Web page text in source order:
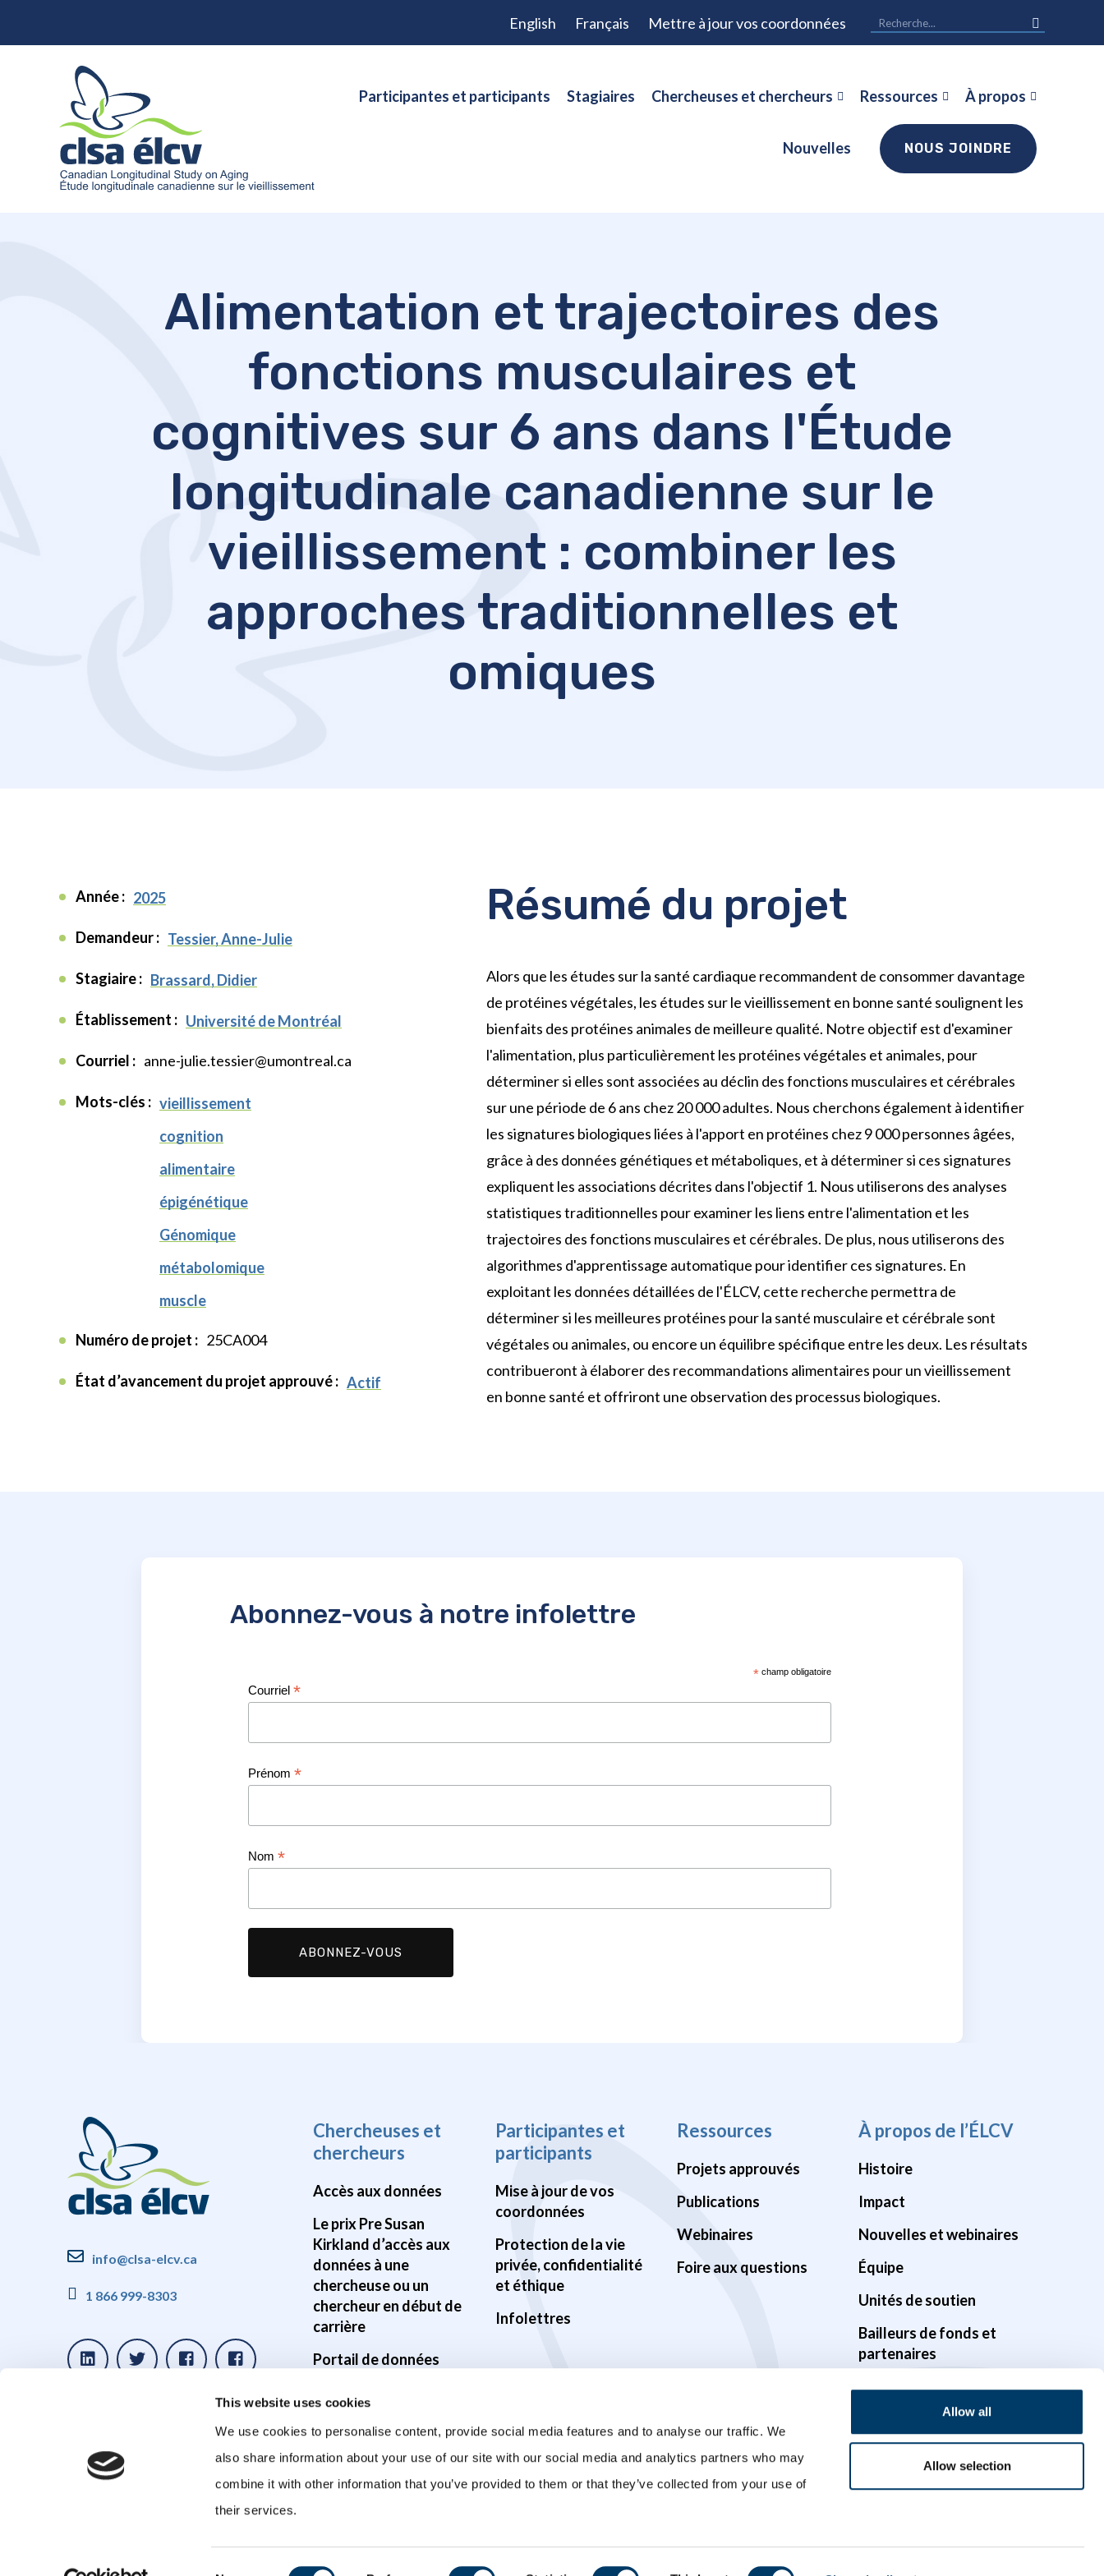
This website uses cookies
We use cookies to personalise content, provide social media features and to analyse our traffic. We
also share information about your use of our site with our social media and analytics partners who may
combine it with other information that you’ve provided to them or that they’ve collected from your use of
their services.
Allow all
Allow selection
English Français Mettre à jour vos coordonnées
Participantes et participants Stagiaires Chercheuses et chercheurs Ressources À propos
Nouvelles NOUS JOINDRE
Alimentation et trajectoires des
fonctions musculaires et
cognitives sur 6 ans dans l'Étude
longitudinale canadienne sur le
vieillissement : combiner les
approches traditionnelles et
omiques
Année : 2025
Demandeur : Tessier, Anne-Julie
Stagiaire : Brassard, Didier
Établissement : Université de Montréal
Courriel : anne-julie.tessier@umontreal.ca
Mots-clés : vieillissement
cognition
alimentaire
épigénétique
Génomique
métabolomique
muscle
Numéro de projet : 25CA004
État d’avancement du projet approuvé : Actif
Résumé du projet
Alors que les études sur la santé cardiaque recommandent de consommer davantage
de protéines végétales, les études sur le vieillissement en bonne santé soulignent les
bienfaits des protéines animales de meilleure qualité. Notre objectif est d'examiner
l'alimentation, plus particulièrement les protéines végétales et animales, pour
déterminer si elles sont associées au déclin des fonctions musculaires et cérébrales
sur une période de 6 ans chez 20 000 adultes. Nous cherchons également à identifier
les signatures biologiques liées à l'apport en protéines chez 9 000 personnes âgées,
grâce à des données génétiques et métaboliques, et à déterminer si ces signatures
expliquent les associations décrites dans l'objectif 1. Nous utiliserons des analyses
statistiques traditionnelles pour examiner les liens entre l'alimentation et les
trajectoires des fonctions musculaires et cérébrales. De plus, nous utiliserons des
algorithmes d'apprentissage automatique pour identifier ces signatures. En
exploitant les données détaillées de l'ÉLCV, cette recherche permettra de
déterminer si les meilleures protéines pour la santé musculaire et cérébrale sont
végétales ou animales, ou encore un équilibre spécifique entre les deux. Les résultats
contribueront à élaborer des recommandations alimentaires pour un vieillissement
en bonne santé et offriront une observation des processus biologiques.
Abonnez-vous à notre infolettre
* champ obligatoire
Courriel *
Prénom *
Nom *
info@clsa-elcv.ca
1 866 999-8303
Chercheuses et
chercheurs
Accès aux données
Le prix Pre Susan
Kirkland d’accès aux
données à une
chercheuse ou un
chercheur en début de
carrière
Portail de données
données
cerveau
Participantes et
participants
Mise à jour de vos
coordonnées
Protection de la vie
privée, confidentialité
et éthique
Infolettres
Ressources
Projets approuvés
Publications
Webinaires
Foire aux questions
À propos de l’ÉLCV
Histoire
Impact
Nouvelles et webinaires
Équipe
Unités de soutien
Bailleurs de fonds et
partenaires
Gouvernance